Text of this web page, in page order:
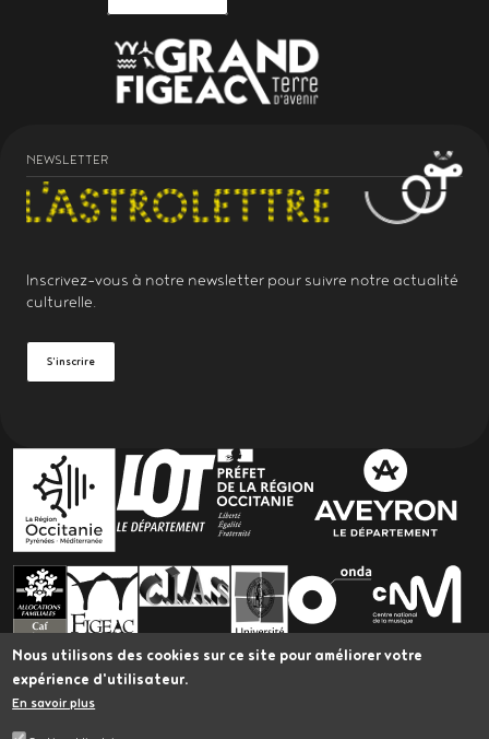
Nous utilisons des cookies sur ce site pour améliorer votre
expérience d'utilisateur.
En savoir plus
NEWSLETTER
Inscrivez-vous à notre newsletter pour suivre notre actualité
culturelle.
S'inscrire
PARTENAIRES